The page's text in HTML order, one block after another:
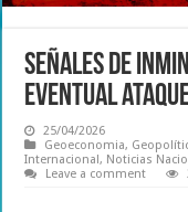
Señales de
eventual
25/04/2026
Geoeconomia,
Internacional, Noticias
Leave a comment